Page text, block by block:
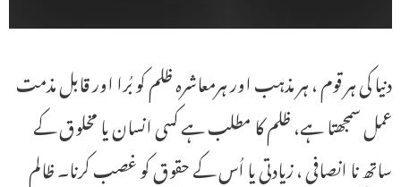
دنیا کی ہر قوم ، ہر مذہب اور ہرمعاشرہ ظلم کو بُرا اور قابل مذمت
عمل سمجھتا ہے، ظلم کا مطلب ہے کسی انسان یا مخلوق کے
ساتھ نا انصافی ، زیادتی یا اُس کے حقوق کو غصب کرنا۔ ظالم